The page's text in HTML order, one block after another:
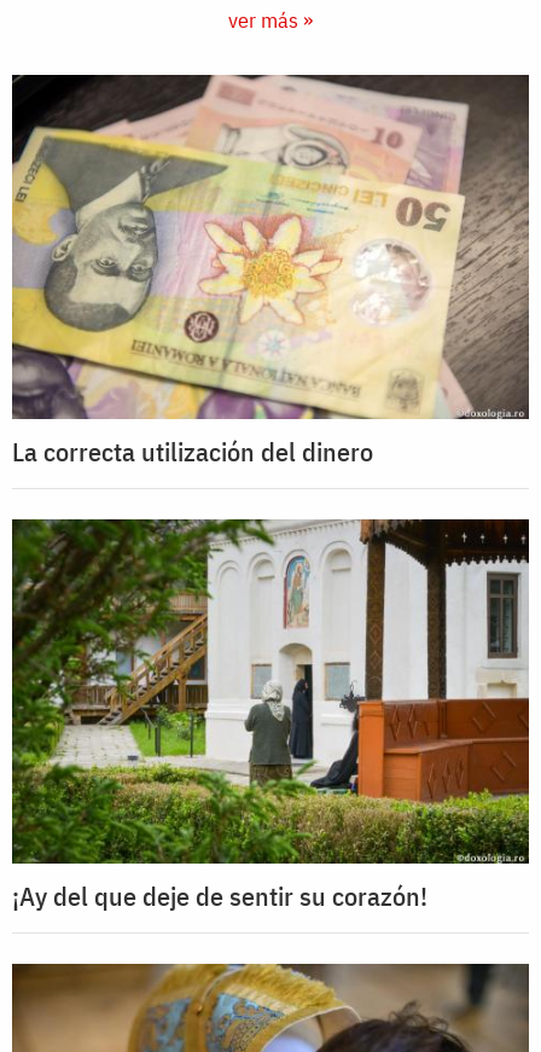
ver más »
La correcta utilización del dinero
¡Ay del que deje de sentir su corazón!